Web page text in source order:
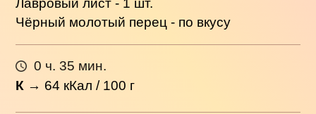
Лавровый лист - 1 шт.
Чёрный молотый перец - по вкусу
0 ч. 35 мин.
К → 64 кКал / 100 г